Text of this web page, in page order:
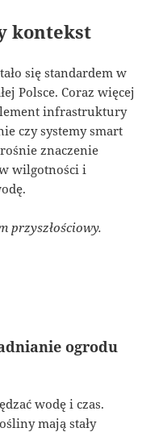
kontekst
się standardem w
Polsce. Coraz więcej
infrastruktury
czy systemy smart
znaczenie
wilgotności i
przyszłościowy.
ogrodu
wodę i czas.
mają stały